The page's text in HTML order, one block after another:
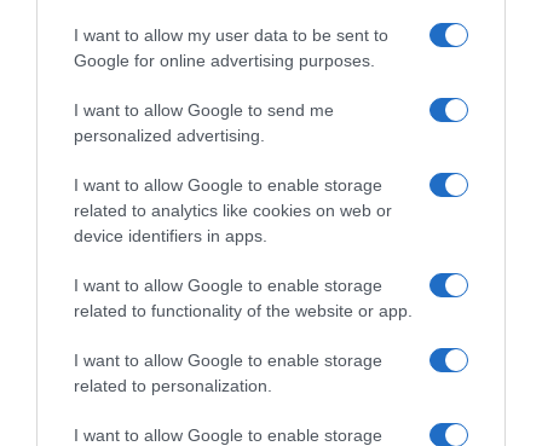
I want to allow my user data to be sent to
Google for online advertising purposes.
I want to allow Google to send me
personalized advertising.
I want to allow Google to enable storage
related to analytics like cookies on web or
device identifiers in apps.
I want to allow Google to enable storage
related to functionality of the website or app.
I want to allow Google to enable storage
related to personalization.
I want to allow Google to enable storage
ΕΞΑΙΡΕΣΗ – ΒΙΣΣΗ ΑΝΝΑ